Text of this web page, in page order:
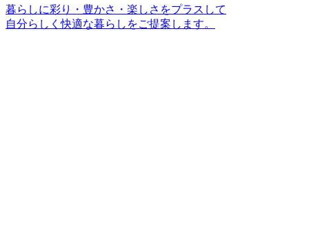
暮らしに彩り・豊かさ・楽しさをプラスして
自分らしく快適な暮らしをご提案します。